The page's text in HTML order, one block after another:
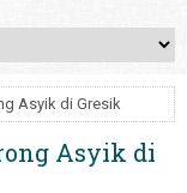
Asyik di Gresik
Asyik di